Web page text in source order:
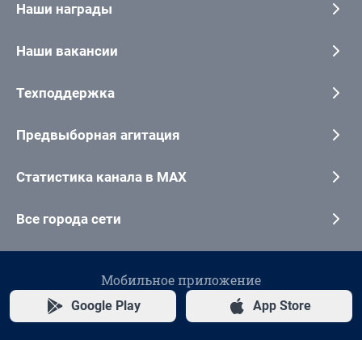
Наши награды
Наши вакансии
Техподдержка
Предвыборная агитация
Статистика канала в MAX
Все города сети
Мобильное приложение
Google Play App Store